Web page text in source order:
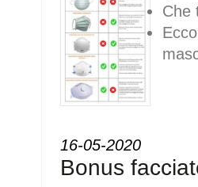
Che
16-05-2020
Bonus